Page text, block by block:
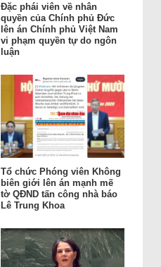
Đặc phái viên về nhân
quyền của Chính phủ Đức
lên án Chính phủ Việt Nam
vi phạm quyền tự do ngôn
luận
Tổ chức Phóng viên Không
biên giới lên án mạnh mẽ
tờ QĐND tấn công nhà báo
Lê Trung Khoa